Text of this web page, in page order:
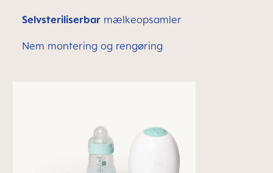
Selvsteriliserbar mælkeopsamler
Nem montering og rengøring